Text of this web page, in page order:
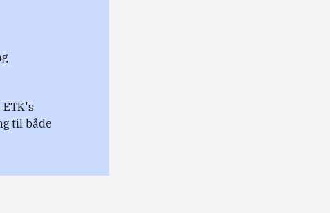
til både